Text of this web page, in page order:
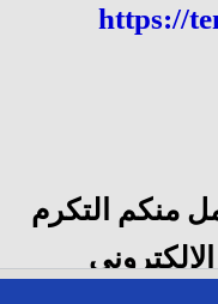
https://
منكم التكرم